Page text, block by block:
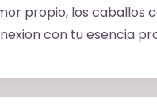
propio, los caballos
con tu esencia